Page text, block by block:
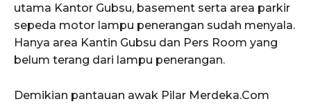
utama Kantor Gubsu, basement serta area parkir
sepeda motor lampu penerangan sudah menyala.
Hanya area Kantin Gubsu dan Pers Room yang
belum terang dari lampu penerangan.
Demikian pantauan awak Pilar Merdeka.Com